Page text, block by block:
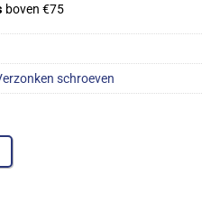
boven €75
schroeven